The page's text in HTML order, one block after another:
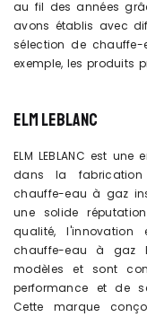
au fil des années
avons établis avec
sélection de chauffe-
exemple, les produits
ELM LEBLANC
ELM LEBLANC est
dans la fabrication
chauffe-eau à gaz
une solide
qualité,
chauffe-eau à gaz
modèles et sont
performance et de
Cette marque